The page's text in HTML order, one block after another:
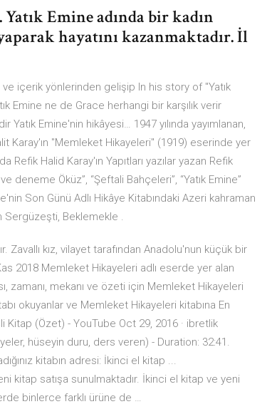
Emine adında bir kadın
hayatını kazanmaktadır. İl
ve içerik yönlerinden gelişip In his story of "Yatık
Emine ne de Grace herhangi bir karşılık verir
Yatık Emine'nin hikâyesi… 1947 yılında yayımlanan,
Karay'ın ''Memleket Hikayeleri'' (1919) eserinde yer
Refik Halid Karay'ın Yapıtları yazılar yazan Refik
deneme Öküz”, “Şeftali Bahçeleri”, “Yatık Emine”
Son Günü Adlı Hikâye Kitabındaki Azeri kahraman
Sergüzeşti, Beklemekle .
Zavallı kız, vilayet tarafından Anadolu'nun küçük bir
2018 Memleket Hikayeleri adlı eserde yer alan
zamanı, mekanı ve özeti için Memleket Hikayeleri
okuyanlar ve Memleket Hikayeleri kitabına En
Kitap (Özet) - YouTube Oct 29, 2016 · ibretlik
hüseyin duru, ders veren) - Duration: 32:41.
kitabın adresi: İkinci el kitap ...
kitap satışa sunulmaktadır. İkinci el kitap ve yeni
binlerce farklı ürüne de …